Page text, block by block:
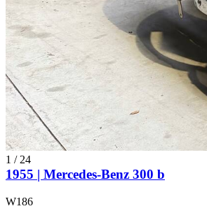
1 / 24
1955 | Mercedes-Benz 300 b
W186